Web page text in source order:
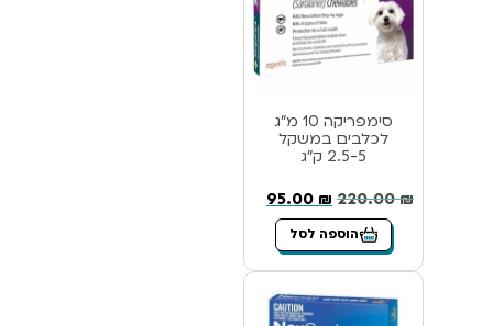
סימפריקה 10 מ”ג
לכלבים במשקל
2.5-5 ק”ג
220.00₪
95.00 ₪
הוספה לסל